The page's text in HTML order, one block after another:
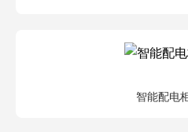
智能配电